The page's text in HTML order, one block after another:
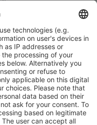
bezplatného
pro přihlášené